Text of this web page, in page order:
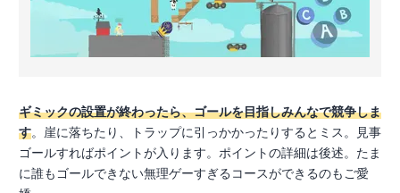
ギミックの設置が終わったら、ゴールを目指しみんなで競争しま
す。崖に落ちたり、トラップに引っかかったりするとミス。見事
ゴールすればポイントが入ります。ポイントの詳細は後述。たま
に誰もゴールできない無理ゲーすぎるコースができるのもご愛